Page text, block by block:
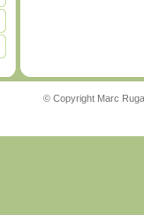
© Copyright Marc